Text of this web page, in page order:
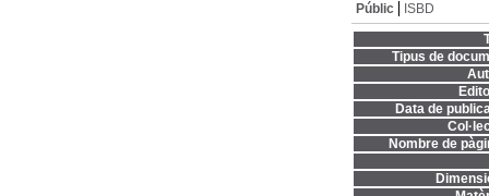
Públic
ISBD
Tipus de
Data de
Nombre de